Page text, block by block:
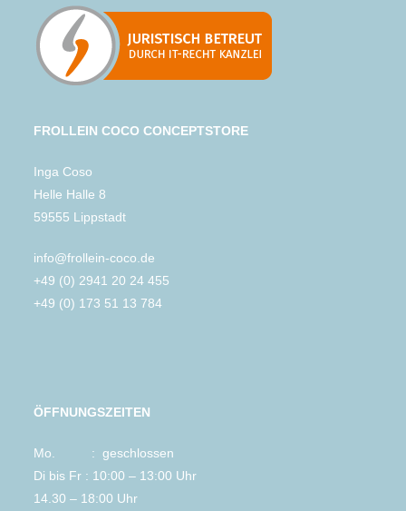
FROLLEIN COCO CONCEPTSTORE
Inga Coso
Helle Halle 8
59555 Lippstadt
info@frollein-coco.de
+49 (0) 2941 20 24 455
+49 (0) 173 51 13 784
ÖFFNUNGSZEITEN
Mo. : geschlossen
Di bis Fr : 10:00 – 13:00 Uhr
14.30 – 18:00 Uhr